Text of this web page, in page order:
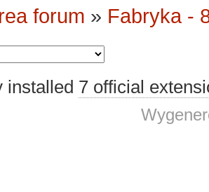
forum » Fabryka -
installed 7 official